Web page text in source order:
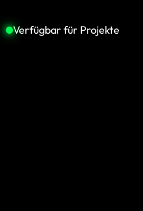
Verfügbar für Projekte